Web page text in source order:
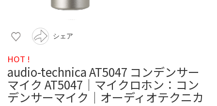
シェア
HOT !
audio-technica AT5047 コンデンサー
マイク AT5047｜マイクロホン：コン
デンサーマイク｜オーディオテクニカ